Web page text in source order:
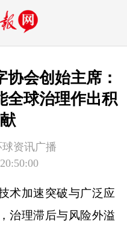
会创始主席：
全球治理作出积
资讯广播
加速突破与广泛应
治理滞后与风险外溢